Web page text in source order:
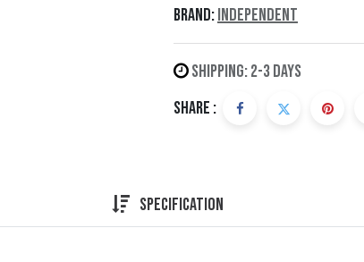
Brand:Independent
Shipping: 2-3 Days
Share :
Specification